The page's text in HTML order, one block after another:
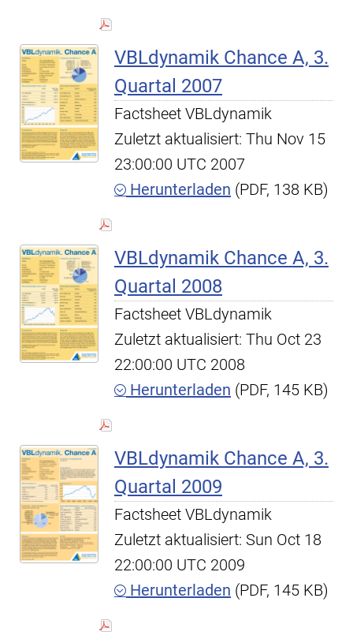
VBLdynamik Chance A, 3.
Quartal 2007
Factsheet VBLdynamik
Zuletzt aktualisiert: Thu Nov 15
23:00:00 UTC 2007
Herunterladen (PDF, 138 KB)
VBLdynamik Chance A, 3.
Quartal 2008
Factsheet VBLdynamik
Zuletzt aktualisiert: Thu Oct 23
22:00:00 UTC 2008
Herunterladen (PDF, 145 KB)
VBLdynamik Chance A, 3.
Quartal 2009
Factsheet VBLdynamik
Zuletzt aktualisiert: Sun Oct 18
22:00:00 UTC 2009
Herunterladen (PDF, 145 KB)